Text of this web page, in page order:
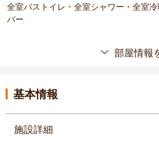
全室バストイレ・全室シャワー・全室
バー
部屋情報
基本情報
施設詳細